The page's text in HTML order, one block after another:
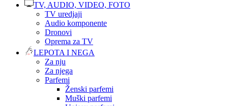
TV, AUDIO, VIDEO, FOTO
TV uredjaji
Audio komponente
Dronovi
Oprema za TV
LEPOTA I NEGA
Za nju
Za njega
Parfemi
Ženski parfemi
Muški parfemi